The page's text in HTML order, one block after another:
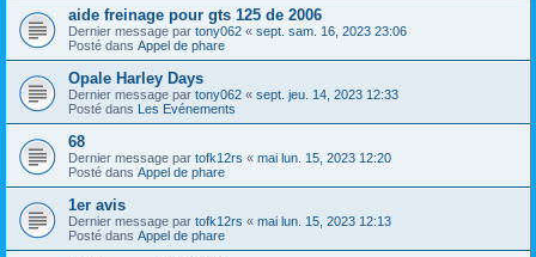
aide freinage pour gts 125 de 2006
Dernier message par tony062 « sept. sam. 16, 2023 23:06
Posté dans Appel de phare
Opale Harley Days
Dernier message par tony062 « sept. jeu. 14, 2023 12:33
Posté dans Les Evénements
68
Dernier message par tofk12rs « mai lun. 15, 2023 12:20
Posté dans Appel de phare
1er avis
Dernier message par tofk12rs « mai lun. 15, 2023 12:13
Posté dans Appel de phare